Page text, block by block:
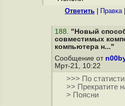
Ответить Правка|
188. "Новый
совместимых
компьютера н..."
Сообщение от
Мрт-21, 10:22
>>> По
>> Прекратите
> Поясни